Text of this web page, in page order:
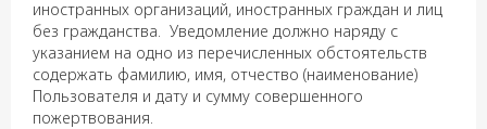
иностранных организаций, иностранных граждан и лиц
без гражданства. Уведомление должно наряду с
указанием на одно из перечисленных обстоятельств
содержать фамилию, имя, отчество (наименование)
Пользователя и дату и сумму совершенного
пожертвования.